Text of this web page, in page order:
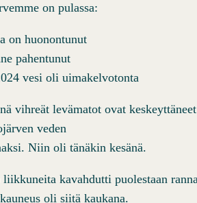
on pulassa:
on huonontunut
pahentunut
vesi oli uimakelvotonta
vihreät levämatot ovat
veden
Niin oli tänäkin kesänä.
kavahdutti puolestaan
oli siitä kaukana.